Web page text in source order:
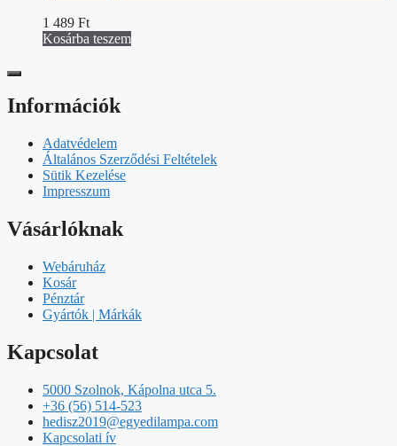
1 489 Ft
Kosárba teszem
Információk
Adatvédelem
Általános Szerződési Feltételek
Sütik Kezelése
Impresszum
Vásárlóknak
Webáruház
Kosár
Pénztár
Gyártók | Márkák
Kapcsolat
5000 Szolnok, Kápolna utca 5.
+36 (56) 514-523
hedisz2019@egyedilampa.com
Kapcsolati ív